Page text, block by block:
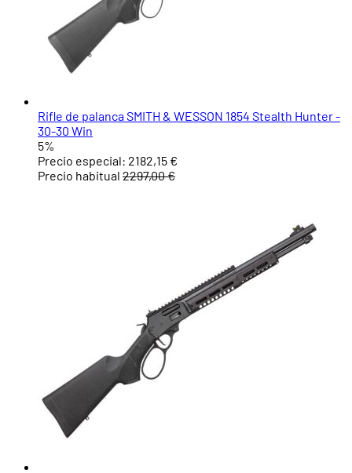
Rifle de palanca SMITH & WESSON 1854 Stealth Hunter -
30-30 Win
5%
Precio especial: 2182,15 €
Precio habitual 2297,00 €